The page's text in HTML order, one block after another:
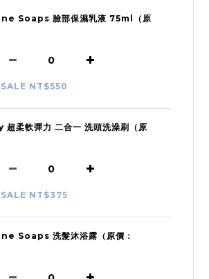
Soaps 臉部保濕乳液 75ml（原
SALE NT$550
柔軟彈力 二合一 洗頭洗澡刷（原
SALE NT$375
Soaps 洗髮沐浴露（原價：